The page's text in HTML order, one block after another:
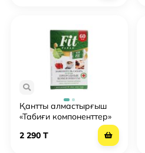
Қантты алмастырғыш
«Табиғи компоненттер»
FitParad / FitParad № 7
2 290 T